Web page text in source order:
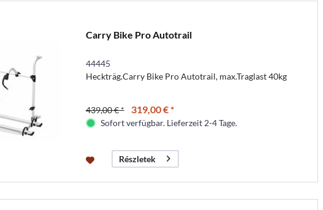
Carry Bike Pro Autotrail
44445
Heckträg.Carry Bike Pro Autotrail, max.Traglast 40kg
439,00 € * 319,00 € *
Sofort verfügbar. Lieferzeit 2-4 Tage.
Részletek